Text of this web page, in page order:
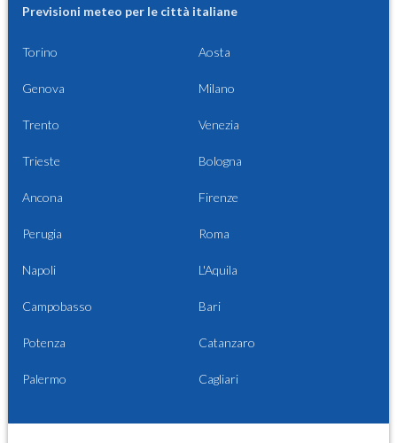
Previsioni meteo per le città italiane
Torino Aosta
Genova Milano
Trento Venezia
Trieste Bologna
Ancona Firenze
Perugia Roma
Napoli L'Aquila
Campobasso Bari
Potenza Catanzaro
Palermo Cagliari